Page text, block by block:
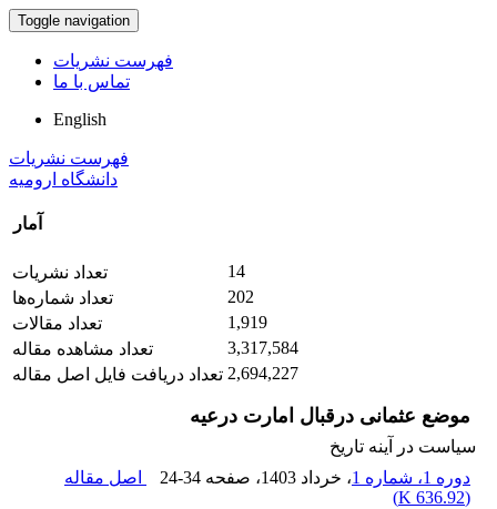
Toggle navigation
فهرست نشریات
تماس با ما
English
فهرست نشریات
دانشگاه ارومیه
آمار
تعداد نشریات
14
تعداد شماره‌ها
202
تعداد مقالات
1,919
تعداد مشاهده مقاله
3,317,584
تعداد دریافت فایل اصل مقاله 2,694,227
موضع عثمانی درقبال امارت درعیه
سیاست در آینه تاریخ
دوره 1، شماره 1
، خرداد 1403 ، صفحه 24-34
اصل مقاله
(
636.92 K
)